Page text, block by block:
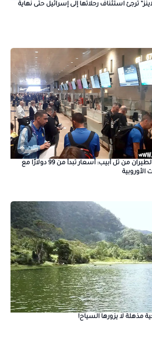
ترجئ استئناف رحلاتها إلى إسرائيل حتى نهاية
زيادة رحلات الطيران من تل أبيب: أسعار تبدأ من 99 دولارًا مع
الأوروبية
مذهلة لا يزورها السياح!